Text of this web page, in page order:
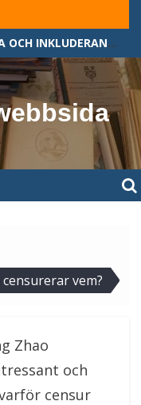
MÖTESORDFÖRANDE FÖR EFFEKTIVA OCH INKLUDERANDE MÖTEN
vem?
Zhao
och
censur